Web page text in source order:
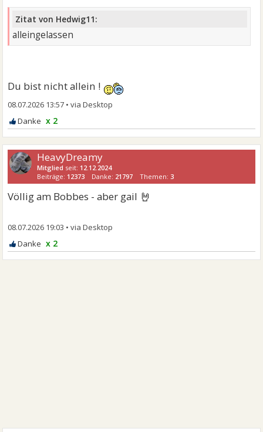
Zitat von Hedwig11:
alleingelassen
Du bist nicht allein !
08.07.2026 13:57 •
x 2
HeavyDreamy
Mitglied seit: 12.12.2024
Beiträge: 12373 Danke: 21797 Themen: 3
Völlig am Bobbes - aber gail 🤘
08.07.2026 19:03 •
x 2